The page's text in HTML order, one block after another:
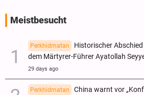
Meistbesucht
Perkhidmatan
Historischer
dem Märtyrer-Führer Ayatollah
29 days ago
Perkhidmatan China warnt vor